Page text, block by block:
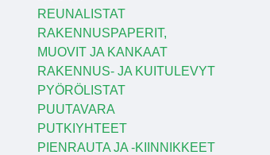
REUNALISTAT
RAKENNUSPAPERIT,
MUOVIT JA KANKAAT
RAKENNUS- JA KUITULEVYT
PYÖRÖLISTAT
PUUTAVARA
PUTKIYHTEET
PIENRAUTA JA -KIINNIKKEET